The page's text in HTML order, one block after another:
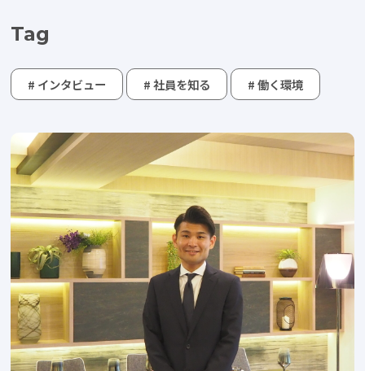
Category
すべて
社員を知る
仕事を知る
働く環境を知る
Pickup
睦備建設ってどんな会社？
社内DX化推進
キャリア開発
Tag
# インタビュー # 社員を知る # 働く環境